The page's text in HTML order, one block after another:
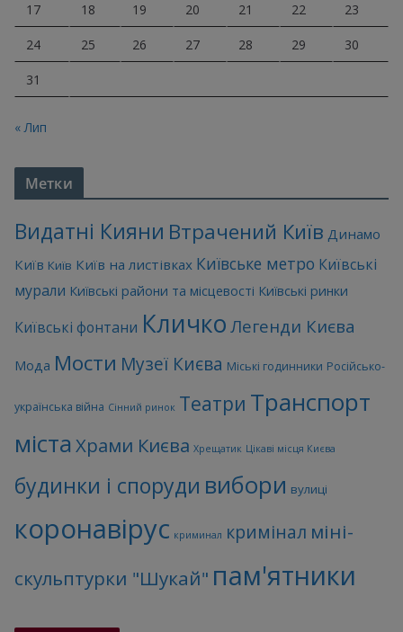
17 18 19 20 21 22 23
24 25 26 27 28 29 30
31
« Лип
Метки
Видатні Кияни Втрачений Київ Динамо
Київ Київ Київ на листівках Київське метро Київські
мурали Київські райони та місцевості Київські ринки
Київські фонтани Кличко Легенди Києва
Мода Мости Музеї Києва Міські годинники Російсько-
українська війна Сінний ринок Театри Транспорт
міста Храми Києва Хрещатик Цікаві місця Києва
будинки і споруди вибори вулиці
коронавірус криминал кримінал міні-
скульптурки "Шукай" пам'ятники